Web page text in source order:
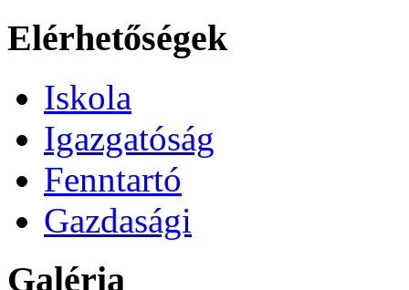
Elérhetőségek
Iskola
Igazgatóság
Fenntartó
Gazdasági
Galéria